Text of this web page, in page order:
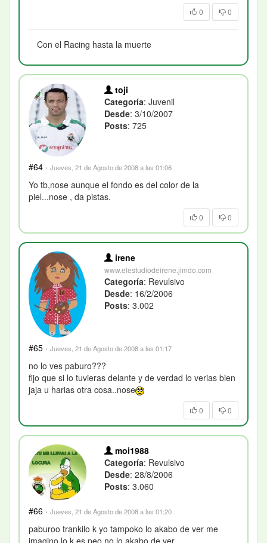
0 0
Con el Racing hasta la muerte
toji
Categoría: Juvenil
Desde: 3/10/2007
Posts: 725
#64 · Jueves, 21 de Agosto de 2008 a las 01:06
Yo tb,nose aunque el fondo es del color de la
piel...nose , da pistas.
0 0
irene
www.elestudiodeirene.jimdo.com
Categoría: Revulsivo
Desde: 16/2/2006
Posts: 3.002
#65 · Jueves, 21 de Agosto de 2008 a las 01:17
no lo ves paburo???
fijo que si lo tuvieras delante y de verdad lo verias bien
jaja u harias otra cosa..nose
0 0
moi1988
Categoría: Revulsivo
Desde: 28/8/2006
Posts: 3.060
#66 · Jueves, 21 de Agosto de 2008 a las 01:20
paburoo trankilo k yo tampoko lo akabo de ver me
imagino lo k es peo no lo akabo de ver